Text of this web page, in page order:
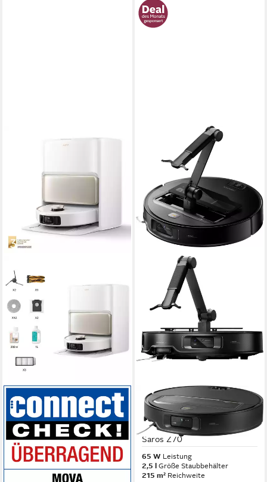
MOVA
Saugroboter mit
Wischfunktion MOVA V50
Ultra Complete
700 W Leistung
Reichweite
ROBOROCK
Saugroboter mit
Wischfunktion Roborock
Saros Z70
65 W Leistung
2,5 l
Größe Staubbehälter
215 m² Reichweite